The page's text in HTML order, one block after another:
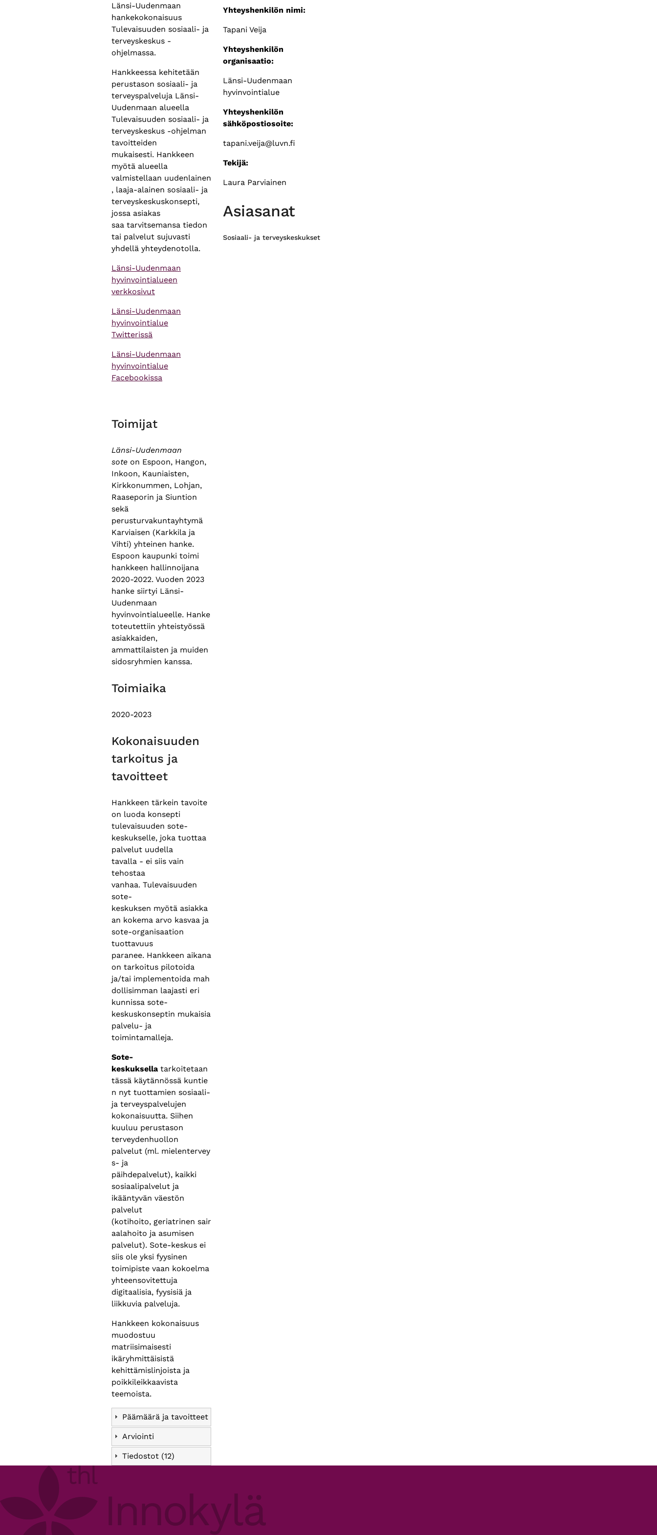
Länsi-Uudenmaan
hankekokonaisuus
Tulevaisuuden sosiaali- ja
terveyskeskus -
ohjelmassa.
Hankkeessa kehitetään
perustason sosiaali- ja
terveyspalveluja Länsi-
Uudenmaan alueella
Tulevaisuuden sosiaali- ja
terveyskeskus -ohjelman
tavoitteiden
mukaisesti. Hankkeen
myötä alueella
valmistellaan uudenlainen
, laaja-alainen sosiaali- ja
terveyskeskuskonsepti,
jossa asiakas
saa tarvitsemansa tiedon
tai palvelut sujuvasti
yhdellä yhteydenotolla.
Länsi-Uudenmaan
hyvinvointialueen
verkkosivut
Länsi-Uudenmaan
hyvinvointialue
Twitterissä
Länsi-Uudenmaan
hyvinvointialue
Facebookissa
Toimijat
Länsi-Uudenmaan
sote on Espoon, Hangon,
Inkoon, Kauniaisten,
Kirkkonummen, Lohjan,
Raaseporin ja Siuntion
sekä
perusturvakuntayhtymä
Karviaisen (Karkkila ja
Vihti) yhteinen hanke.
Espoon kaupunki toimi
hankkeen hallinnoijana
2020-2022. Vuoden 2023
hanke siirtyi Länsi-
Uudenmaan
hyvinvointialueelle. Hanke
toteutettiin yhteistyössä
asiakkaiden,
ammattilaisten ja muiden
sidosryhmien kanssa.
Toimiaika
2020-2023
Kokonaisuuden
tarkoitus ja
tavoitteet
Hankkeen tärkein tavoite
on luoda konsepti
tulevaisuuden sote-
keskukselle, joka tuottaa
palvelut uudella
tavalla - ei siis vain
tehostaa
vanhaa. Tulevaisuuden
sote-
keskuksen myötä asiakka
an kokema arvo kasvaa ja
sote-organisaation
tuottavuus
paranee. Hankkeen aikana
on tarkoitus pilotoida
ja/tai implementoida mah
dollisimman laajasti eri
kunnissa sote-
keskuskonseptin mukaisia
palvelu- ja
toimintamalleja.
Sote-
keskuksella tarkoitetaan
tässä käytännössä kuntie
n nyt tuottamien sosiaali-
ja terveyspalvelujen
kokonaisuutta. Siihen
kuuluu perustason
terveydenhuollon
palvelut (ml. mielentervey
s- ja
päihdepalvelut), kaikki
sosiaalipalvelut ja
ikääntyvän väestön
palvelut
(kotihoito, geriatrinen sair
aalahoito ja asumisen
palvelut). Sote-keskus ei
siis ole yksi fyysinen
toimipiste vaan kokoelma
yhteensovitettuja
digitaalisia, fyysisiä ja
liikkuvia palveluja.
Hankkeen kokonaisuus
muodostuu
matriisimaisesti
ikäryhmittäisistä
kehittämislinjoista ja
poikkileikkaavista
teemoista.
Päämäärä ja tavoitteet
Arviointi
Tiedostot (12)
Yhteyshenkilön nimi:
Tapani Veija
Yhteyshenkilön
organisaatio:
Länsi-Uudenmaan
hyvinvointialue
Yhteyshenkilön
sähköpostiosoite:
tapani.veija@luvn.fi
Tekijä:
Laura Parviainen
Asiasanat
Sosiaali- ja terveyskeskukset